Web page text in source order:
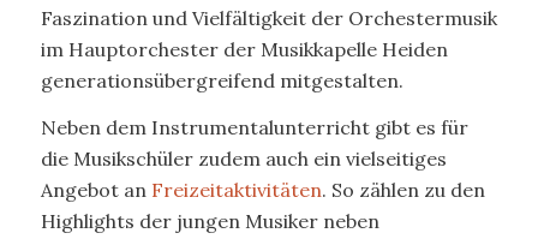
Faszination und Vielfältigkeit der Orchestermusik
im Hauptorchester der Musikkapelle Heiden
generationsübergreifend mitgestalten.
Neben dem Instrumentalunterricht gibt es für
die Musikschüler zudem auch ein vielseitiges
Angebot an Freizeitaktivitäten. So zählen zu den
Highlights der jungen Musiker neben